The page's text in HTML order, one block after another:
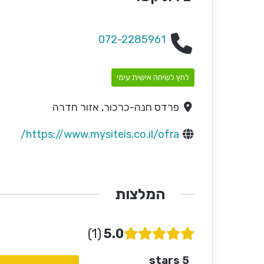
072-2285961
לחץ לשיחה אישית עימי
פרדס חנה-כרכור, אזור חדרה
https://www.mysiteis.co.il/ofra/
המלצות
5.0
1
5 stars